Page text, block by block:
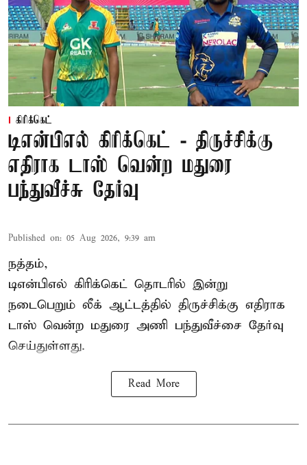
கிரிக்கெட்
டிஎன்பிஎல் கிரிக்கெட் - திருச்சிக்கு
எதிராக டாஸ் வென்ற மதுரை
பந்துவீச்சு தேர்வு
Published on: 05 Aug 2026, 9:39 am
நத்தம்,
டிஎன்பிஎல் கிரிக்கெட் தொடரில் இன்று
நடைபெறும் லீக் ஆட்டத்தில் திருச்சிக்கு எதிராக
டாஸ் வென்ற மதுரை அணி பந்துவீச்சை தேர்வு
செய்துள்ளது.
Read More